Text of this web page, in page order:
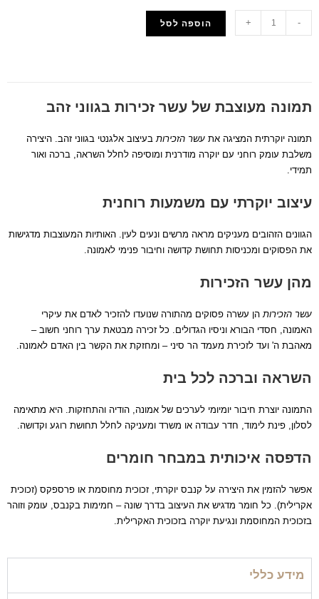
-
+ הוספה לסל
תמונה מעוצבת של עשר זכירות בגווני זהב
תמונה יוקרתית המציגה את עשר הזכירותבעיצוב אלגנטי בגווני זהב. היצירה
משלבת עומק רוחני עם יוקרה מודרנית ומוסיפה לחלל השראה, ברכה ואור
תמידי.
עיצוב יוקרתי עם משמעות רוחנית
הגוונים הזהובים מעניקים מראה מרשים ונעים לעין. האותיות המעוצבות מדגישות
את הפסוקים ומכניסות תחושת קדושה וחיבור פנימי לאמונה.
מהן עשר הזכירות
עשר הזכירותהן עשרה פסוקים מהתורה שנועדו להזכיר לאדם את עיקרי
האמונה, חסדי הבורא וניסיו הגדולים. כל זכירה מבטאת ערך רוחני חשוב –
מאהבת ה' ועד לזכירת מעמד הר סיני – ומחזקת את הקשר בין האדם לאמונה.
השראה וברכה לכל בית
התמונה יוצרת חיבור יומיומי לערכים של אמונה, הודיה והתחזקות. היא מתאימה
לסלון, פינת לימוד, חדר עבודה או משרד ומעניקה לחלל תחושת רוגע וקדושה.
הדפסה איכותית במבחר חומרים
אפשר להזמין את היצירה על קנבס יוקרתי, זכוכית מחוסמת או פרספקס (זכוכית
אקרילית). כל חומר מדגיש את העיצוב בדרך שונה – חמימות בקנבס, עומק וזוהר
בזכוכית המחוסמת ונגיעת יוקרה בזכוכית האקרילית.
מידע כללי